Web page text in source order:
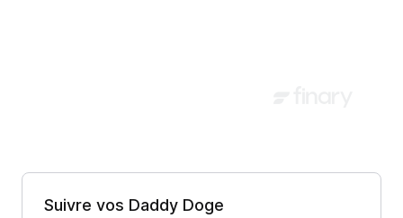
Suivre vos Daddy Doge